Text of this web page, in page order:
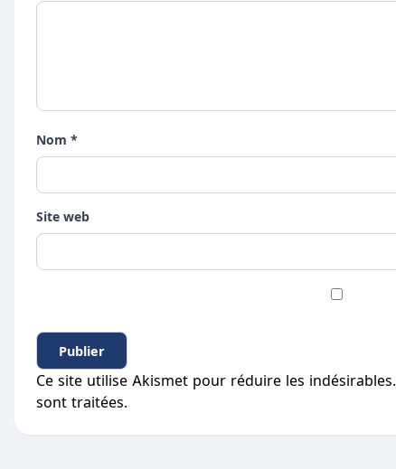
Nom *
Site web
Ce site utilise Akismet pour réduire les indésirables.
sont traitées.